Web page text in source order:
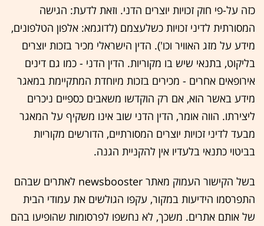
כזה על-פי חוק זכויות יוצרים הדני. וזאת לדעת: הגישה
המסורתית לדיני זכויות כשלעצמם (לדוגמא: אלפון הטלפונים,
מידע על מזג האוויר וכו'). הדין הישראלי מכיר בזכות יוצרים
בליקוט, בתנאי שיש בו מקוריות. הדין הדני - כמו גם דינים
אירופאים אחרים - מכירים בזכות מיוחדת המתקיימת במאגר
מידע באשר הוא, אם רק הוקדשו משאבים כספיים ניכרים
ליצירתו. הווה אומר, הדין הדני שוב אינו משקיף על המאגר
מבעד לדיני זכויות יוצרים המסורתיים, הדורשים מקוריות
בביטוי כתנאי בלעדיו אין להקניית הגנה.
בשל הקישור העמוק מאתר newsbooster לאתרים שבהם
התפרסמו הידיעות במקור, עקפו הגולשים את עמודי הבית
של אותם אתרים. משכך, לא נחשפו לפרסומות שהופיעו בהם